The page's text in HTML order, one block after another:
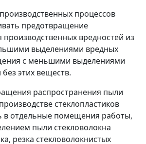
процессов
предотвращение
производственных вредностей из
выделениями вредных
с меньшими выделениями
этих веществ.
распространения пыли
стеклопластиков
в отдельные помещения работы,
пыли стекловолокна
резка стекловолокнистых